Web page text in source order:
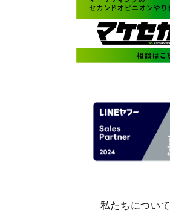
私たちについて